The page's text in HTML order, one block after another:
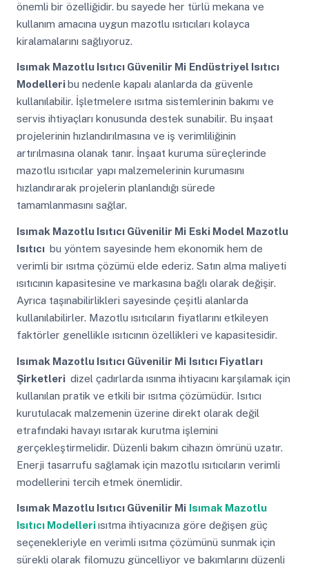
önemli bir özelliğidir. bu sayede her türlü mekana ve
kullanım amacına uygun mazotlu ısıtıcıları kolayca
kiralamalarını sağlıyoruz.
Isımak Mazotlu Isıtıcı Güvenilir Mi Endüstriyel Isıtıcı
Modelleribu nedenle kapalı alanlarda da güvenle
kullanılabilir. İşletmelere ısıtma sistemlerinin bakımı ve
servis ihtiyaçları konusunda destek sunabilir. Bu inşaat
projelerinin hızlandırılmasına ve iş verimliliğinin
artırılmasına olanak tanır. İnşaat kuruma süreçlerinde
mazotlu ısıtıcılar yapı malzemelerinin kurumasını
hızlandırarak projelerin planlandığı sürede
tamamlanmasını sağlar.
Isımak Mazotlu Isıtıcı Güvenilir Mi Eski Model Mazotlu
Isıtıcı bu yöntem sayesinde hem ekonomik hem de
verimli bir ısıtma çözümü elde ederiz. Satın alma maliyeti
ısıtıcının kapasitesine ve markasına bağlı olarak değişir.
Ayrıca taşınabilirlikleri sayesinde çeşitli alanlarda
kullanılabilirler. Mazotlu ısıtıcıların fiyatlarını etkileyen
faktörler genellikle ısıtıcının özellikleri ve kapasitesidir.
Isımak Mazotlu Isıtıcı Güvenilir Mi Isıtıcı Fiyatları
Şirketleri dizel çadırlarda ısınma ihtiyacını karşılamak için
kullanılan pratik ve etkili bir ısıtma çözümüdür. Isıtıcı
kurutulacak malzemenin üzerine direkt olarak değil
etrafındaki havayı ısıtarak kurutma işlemini
gerçekleştirmelidir. Düzenli bakım cihazın ömrünü uzatır.
Enerji tasarrufu sağlamak için mazotlu ısıtıcıların verimli
modellerini tercih etmek önemlidir.
Isımak Mazotlu Isıtıcı Güvenilir Mi Isımak Mazotlu
Isıtıcı Modelleriısıtma ihtiyacınıza göre değişen güç
seçenekleriyle en verimli ısıtma çözümünü sunmak için
sürekli olarak filomuzu güncelliyor ve bakımlarını düzenli